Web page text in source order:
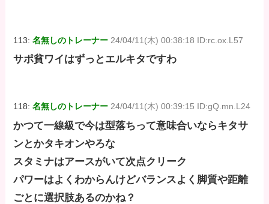
113:名無しのトレーナー 24/04/11(木) 00:38:18 ID:rc.ox.L57
サポ貧ワイはずっとエルキタですわ
118:名無しのトレーナー 24/04/11(木) 00:39:15 ID:gQ.mn.L24
かつて一線級で今は型落ちって意味合いならキタサ
ンとかタキオンやろな
スタミナはアースがいて次点クリーク
パワーはよくわからんけどバランスよく脚質や距離
ごとに選択肢あるのかね？